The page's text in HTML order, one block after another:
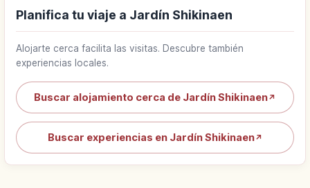
Planifica tu viaje a Jardín Shikinaen
Alojarte cerca facilita las visitas. Descubre también
experiencias locales.
Buscar alojamiento cerca de Jardín Shikinaen↗
Buscar experiencias en Jardín Shikinaen↗